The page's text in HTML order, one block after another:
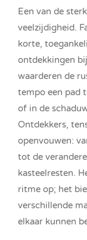
Een van de
veelzijdigheid.
korte,
ontdekkingen
waarderen de
tempo een pad
of in de
Ontdekkers,
openvouwen:
tot de
kasteelresten.
ritme op; het
verschillende
elkaar kunnen